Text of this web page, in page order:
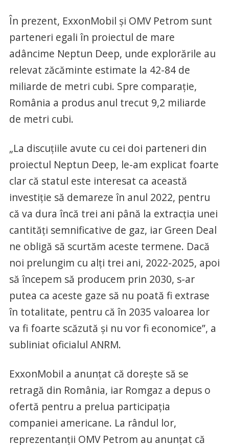
În prezent, ExxonMobil şi OMV Petrom sunt
parteneri egali în proiectul de mare
adâncime Neptun Deep, unde explorările au
relevat zăcăminte estimate la 42-84 de
miliarde de metri cubi. Spre comparaţie,
România a produs anul trecut 9,2 miliarde
de metri cubi.
„La discuţiile avute cu cei doi parteneri din
proiectul Neptun Deep, le-am explicat foarte
clar că statul este interesat ca această
investiţie să demareze în anul 2022, pentru
că va dura încă trei ani până la extracţia unei
cantităţi semnificative de gaz, iar Green Deal
ne obligă să scurtăm aceste termene. Dacă
noi prelungim cu alţi trei ani, 2022-2025, apoi
să începem să producem prin 2030, s-ar
putea ca aceste gaze să nu poată fi extrase
în totalitate, pentru că în 2035 valoarea lor
va fi foarte scăzută şi nu vor fi economice”, a
subliniat oficialul ANRM.
ExxonMobil a anunţat că doreşte să se
retragă din România, iar Romgaz a depus o
ofertă pentru a prelua participaţia
companiei americane. La rândul lor,
reprezentanţii OMV Petrom au anunţat că